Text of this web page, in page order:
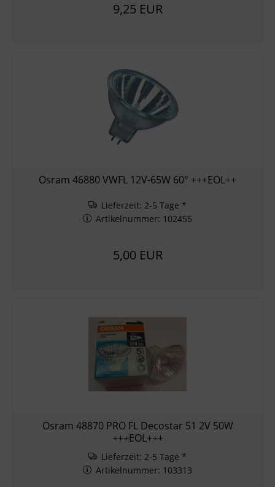
9,25 EUR
Osram 46880 VWFL 12V-65W 60° +++EOL++
Lieferzeit: 2-5 Tage *
Artikelnummer: 102455
5,00 EUR
Osram 48870 PRO FL Decostar 51 2V 50W
+++EOL+++
Lieferzeit: 2-5 Tage *
Artikelnummer: 103313